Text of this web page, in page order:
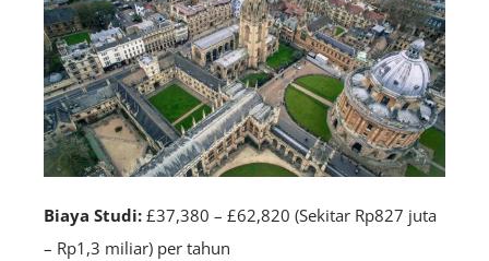
Biaya Studi: £37,380 – £62,820 (Sekitar Rp827 juta
– Rp1,3 miliar) per tahun